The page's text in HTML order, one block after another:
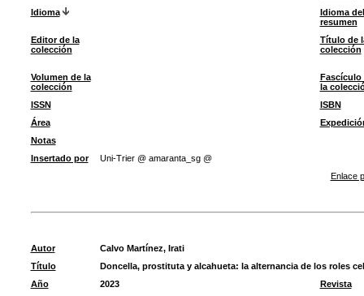
Idioma
Idioma del
resumen
Editor de la
colección
Título de
colección
Volumen de la
colección
Fascículo
la
ISSN
ISBN
Área
Notas
Insertado por
Uni-Trier @ amaranta_sg @
Enlace
Autor
Calvo Martínez, Irati
Título
Doncella, prostituta y alcahueta: la alternancia de los roles
Año
2023
Revista